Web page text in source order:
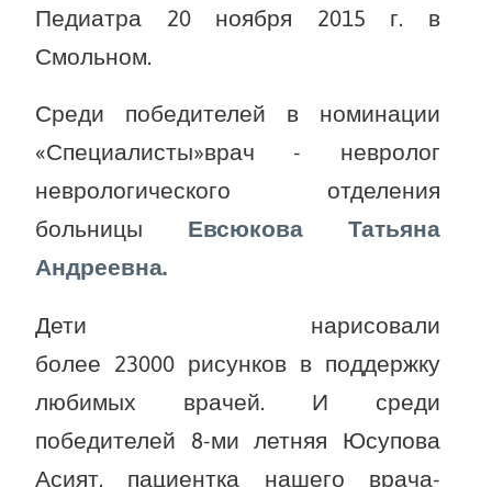
Педиатра 20 ноября 2015 г. в
Смольном.
Среди победителей в номинации
«Специалисты»врач - невролог
неврологического отделения
больницы Евсюкова Татьяна
Андреевна.
Дети нарисовали
более 23000 рисунков в поддержку
любимых врачей. И среди
победителей 8-ми летняя Юсупова
Асият, пациентка нашего врача-